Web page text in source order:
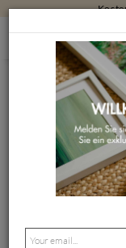
MALEREI MALEREI
ABSTRACTION # 128
Gemälde
Abstrakt Pappe